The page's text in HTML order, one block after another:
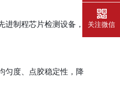
制程芯片检测设备，
匀度、点胶稳定性，降
关注微信